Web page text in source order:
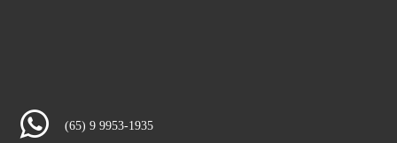
(65) 9 9953-1935